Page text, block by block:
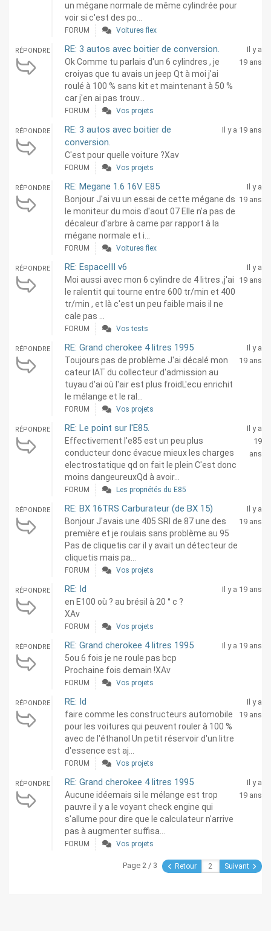
un mégane normale de même cylindrée pour
voir si c'est des po...
FORUM Voitures flex
RÉPONDRE RE: 3 autos avec boitier de conversion.
Ok Comme tu parlais d'un 6 cylindres , je
croiyas que tu avais un jeep Qt à moi j'ai
roulé à 100 % sans kit et maintenant à 50 %
car j'en ai pas trouv...
Il y a
19 ans
FORUM Vos projets
RÉPONDRE
RE: 3 autos avec boitier de
conversion.
C'est pour quelle voiture ?Xav
Il y a 19 ans
FORUM Vos projets
RÉPONDRE RE: Megane 1.6 16V E85
Bonjour J'ai vu un essai de cette mégane ds
le moniteur du mois d'aout 07 Elle n'a pas de
décaleur d'arbre à came par rapport à la
mégane normale et i...
Il y a
19 ans
FORUM Voitures flex
RÉPONDRE RE: EspaceIII v6
Moi aussi avec mon 6 cylindre de 4 litres ,j'ai
le ralentit qui tourne entre 600 tr/min et 400
tr/min , et là c'est un peu faible mais il ne
cale pas ...
Il y a
19 ans
FORUM Vos tests
RÉPONDRE RE: Grand cherokee 4 litres 1995
Toujours pas de problème J'ai décalé mon
cateur IAT du collecteur d'admission au
tuyau d'ai où l'air est plus froidL'ecu enrichit
le mélange et le ral...
Il y a
19 ans
FORUM Vos projets
RÉPONDRE RE: Le point sur l'E85.
Effectivement l'e85 est un peu plus
conducteur donc évacue mieux les charges
electrostatique qd on fait le plein C'est donc
moins dangeureuxQd à avoir...
Il y a
19
ans
FORUM Les propriétés du E85
RÉPONDRE RE: BX 16TRS Carburateur (de BX 15)
Bonjour J'avais une 405 SRI de 87 une des
première et je roulais sans problème au 95
Pas de cliquetis car il y avait un détecteur de
cliquetis mais pa...
Il y a
19 ans
FORUM Vos projets
RÉPONDRE RE: Id
en E100 où ? au brésil à 20 ° c ?
XAv
Il y a 19 ans
FORUM Vos projets
RÉPONDRE RE: Grand cherokee 4 litres 1995
5ou 6 fois je ne roule pas bcp
Prochaine fois demain !XAv
Il y a 19 ans
FORUM Vos projets
RÉPONDRE RE: Id
faire comme les constructeurs automobile
pour les voitures qui peuvent rouler à 100 %
avec de l'éthanol Un petit réservoir d'un litre
d'essence est aj...
Il y a
19 ans
FORUM Vos projets
RÉPONDRE RE: Grand cherokee 4 litres 1995
Aucune idéemais si le mélange est trop
pauvre il y a le voyant check engine qui
s'allume pour dire que le calculateur n'arrive
pas à augmenter suffisa...
Il y a
19 ans
FORUM Vos projets
Page 2 / 3 Retour Suivant